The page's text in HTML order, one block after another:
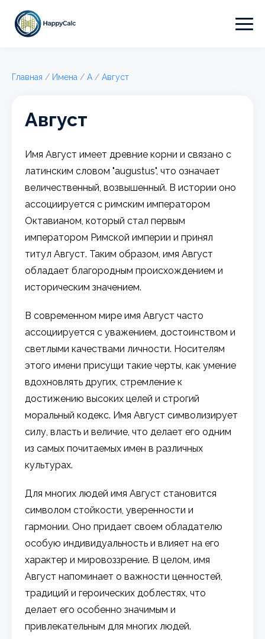
Главная / Имена / А / Август
Август
Имя Август имеет древние корни и связано с
латинским словом "augustus", что означает
величественный, возвышенный. В истории оно
ассоциируется с римским императором
Октавианом, который стал первым
императором Римской империи и принял
титул Август. Таким образом, имя Август
обладает благородным происхождением и
историческим значением.
В современном мире имя Август часто
ассоциируется с уважением, достоинством и
светлыми качествами личности. Носителям
этого имени присущи такие черты, как умение
вдохновлять других, стремление к
достижению высоких целей и строгий
моральный кодекс. Имя Август символизирует
силу, власть и величие, что делает его одним
из самых почитаемых имен в различных
культурах.
Для многих людей имя Август становится
символом стойкости, уверенности и
гармонии. Оно придает своем обладателю
особую индивидуальность и влияет на его
характер и мировоззрение. В целом, имя
Август напоминает о важности ценностей,
традиций и героических доблестях, что
делает его особенно значимым и
привлекательным для многих людей.